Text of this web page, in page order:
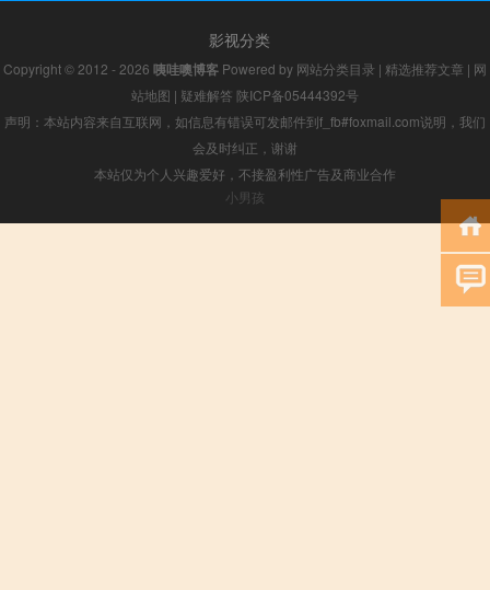
影视分类
Copyright © 2012 - 2026 咦哇噢博客 Powered by 网站分类目录 | 精选推荐文章 | 网
站地图 | 疑难解答 陕ICP备05444392号
声明：本站内容来自互联网，如信息有错误可发邮件到f_fb#foxmail.com说明，我们
会及时纠正，谢谢
本站仅为个人兴趣爱好，不接盈利性广告及商业合作
小男孩